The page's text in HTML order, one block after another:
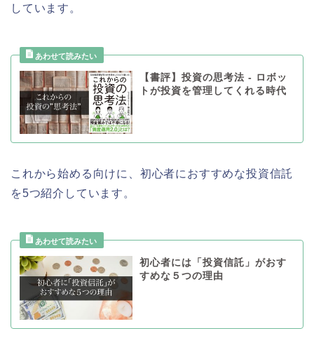
しています。
【書評】投資の思考法 - ロボッ
トが投資を管理してくれる時代
これから始める向けに、初心者におすすめな投資信託
を5つ紹介しています。
初心者には「投資信託」がおす
すめな５つの理由